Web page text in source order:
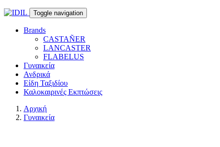
Toggle navigation
Brands
CASTAÑER
LANCASTER
FLABELUS
Γυναικεία
Ανδρικά
Είδη Ταξιδίου
Καλοκαιρινές Εκπτώσεις
Αρχική
Γυναικεία